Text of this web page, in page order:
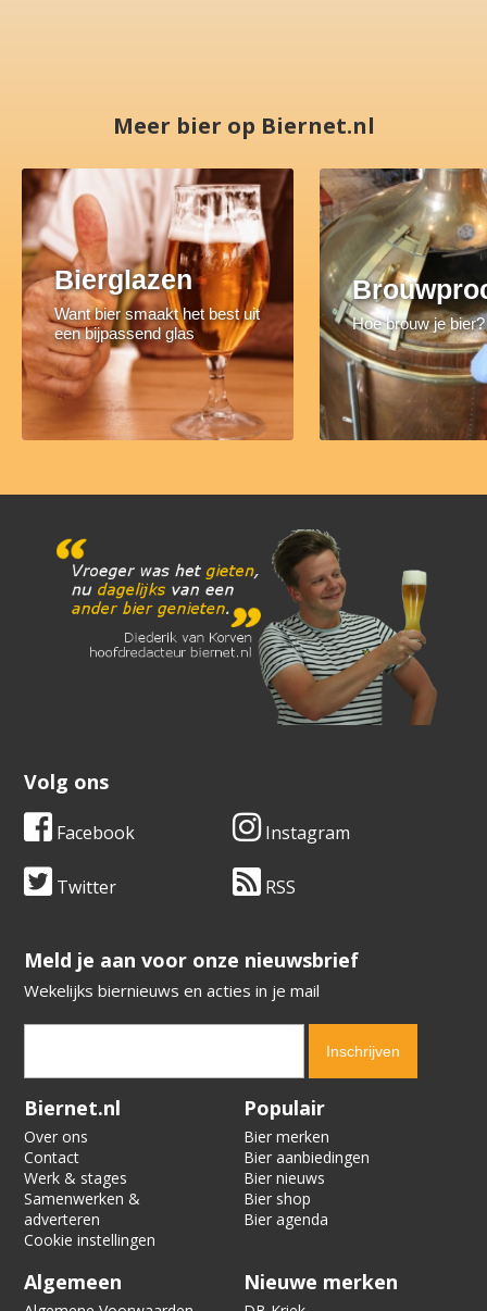
Meer bier op Biernet.nl
Bierglazen
Want bier smaakt het best uit
een bijpassend glas
Hoe brouw je bier?
Volg ons
Facebook Instagram
Twitter RSS
​​​​​​​Meld je aan voor onze nieuwsbrief
Wekelijks biernieuws en acties in je mail
Verification code:
Biernet.nl
Over ons
Contact
Werk & stages
Samenwerken &
adverteren
Cookie instellingen
Populair
Bier merken
Bier aanbiedingen
Bier nieuws
Bier shop
Bier agenda
Algemeen Nieuwe merken